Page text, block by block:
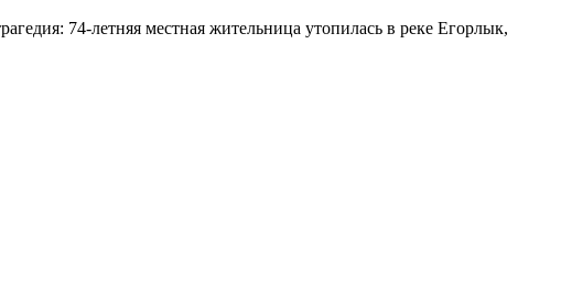
74-летняя местная жительница утопилась в реке Егорлык,